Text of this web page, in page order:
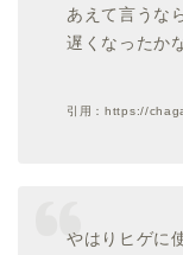
あえて言うな
遅くなったか
引用：https://
やはりヒゲに